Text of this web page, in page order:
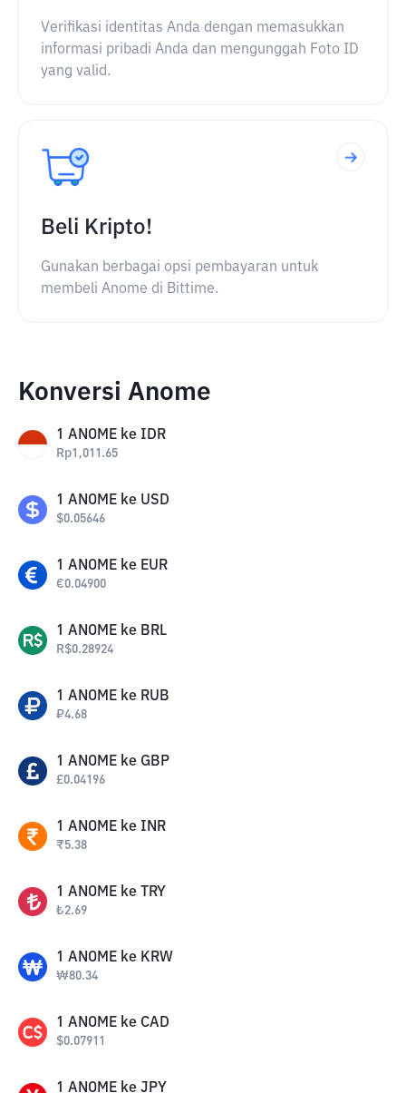
Verifikasi identitas Anda dengan memasukkan
informasi pribadi Anda dan mengunggah Foto ID
yang valid.
Beli Kripto!
Gunakan berbagai opsi pembayaran untuk
membeli Anome di Bittime.
Konversi Anome
1 ANOME ke IDR
Rp1,011.65
1 ANOME ke USD
$0.05646
1 ANOME ke EUR
€0.04900
1 ANOME ke BRL
R$0.28924
1 ANOME ke RUB
₽4.68
1 ANOME ke GBP
£0.04196
1 ANOME ke INR
₹5.38
1 ANOME ke TRY
₺2.69
1 ANOME ke KRW
₩80.34
1 ANOME ke CAD
$0.07911
1 ANOME ke JPY